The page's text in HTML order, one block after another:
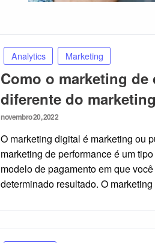
Analytics Marketing
Como o marketing de
diferente do
Posted
novembro 20, 2022
O marketing digital é marketing ou
marketing de performance é um
modelo de pagamento em que
determinado resultado. O